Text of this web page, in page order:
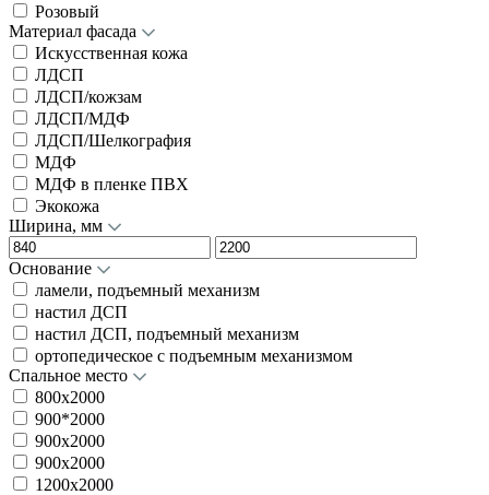
Розовый
Материал фасада
Искусственная кожа
ЛДСП
ЛДСП/кожзам
ЛДСП/МДФ
ЛДСП/Шелкография
МДФ
МДФ в пленке ПВХ
Экокожа
Ширина, мм
Основание
ламели, подъемный механизм
настил ДСП
настил ДСП, подъемный механизм
ортопедическое с подъемным механизмом
Спальное место
800x2000
900*2000
900x2000
900х2000
1200x2000